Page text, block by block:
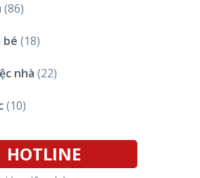
(86)
bé (18)
nhà (22)
(10)
HOTLINE